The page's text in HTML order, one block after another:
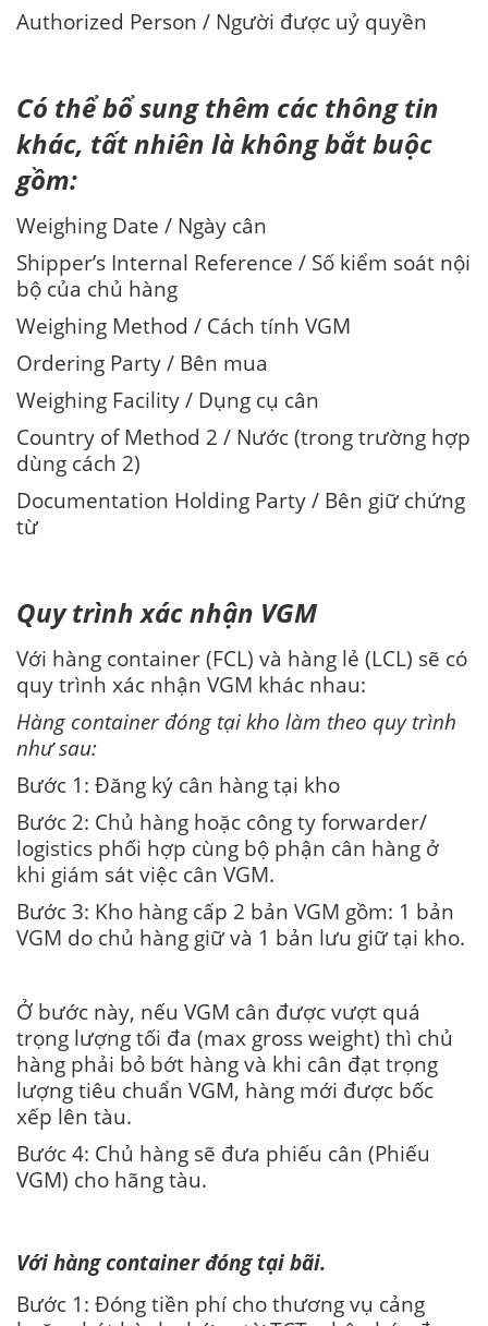
Authorized Person / Người được uỷ quyền
Có thể bổ sung thêm các thông tin
khác, tất nhiên là không bắt buộc
gồm:
Weighing Date / Ngày cân
Shipper’s Internal Reference / Số kiểm soát nội
bộ của chủ hàng
Weighing Method / Cách tính VGM
Ordering Party / Bên mua
Weighing Facility / Dụng cụ cân
Country of Method 2 / Nước (trong trường hợp
dùng cách 2)
Documentation Holding Party / Bên giữ chứng
từ
Quy trình xác nhận VGM
Với hàng container (FCL) và hàng lẻ (LCL) sẽ có
quy trình xác nhận VGM khác nhau:
Hàng container đóng tại kho làm theo quy trình
như sau:
Bước 1: Đăng ký cân hàng tại kho
Bước 2: Chủ hàng hoặc công ty forwarder/
logistics phối hợp cùng bộ phận cân hàng ở
khi giám sát việc cân VGM.
Bước 3: Kho hàng cấp 2 bản VGM gồm: 1 bản
VGM do chủ hàng giữ và 1 bản lưu giữ tại kho.
Ở bước này, nếu VGM cân được vượt quá
trọng lượng tối đa (max gross weight) thì chủ
hàng phải bỏ bớt hàng và khi cân đạt trọng
lượng tiêu chuẩn VGM, hàng mới được bốc
xếp lên tàu.
Bước 4: Chủ hàng sẽ đưa phiếu cân (Phiếu
VGM) cho hãng tàu.
Với hàng container đóng tại bãi.
Bước 1: Đóng tiền phí cho thương vụ cảng